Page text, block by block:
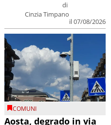
di
Cinzia Timpano
il 07/08/2026
COMUNI
Aosta, degrado in via